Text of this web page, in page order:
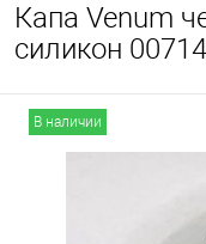
Капа Venum
силикон 00714
В наличии